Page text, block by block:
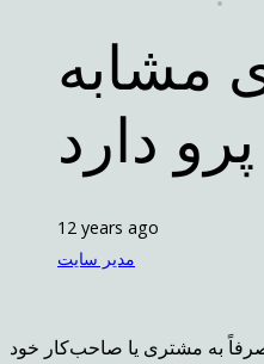
مشابه
دارد
12 years ago
مدیر سایت
به مشتری یا صاحب‌کار خود